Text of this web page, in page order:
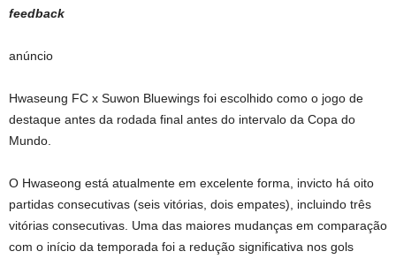
feedback
anúncio
Hwaseung FC x Suwon Bluewings foi escolhido como o jogo de
destaque antes da rodada final antes do intervalo da Copa do
Mundo.
O Hwaseong está atualmente em excelente forma, invicto há oito
partidas consecutivas (seis vitórias, dois empates), incluindo três
vitórias consecutivas. Uma das maiores mudanças em comparação
com o início da temporada foi a redução significativa nos gols